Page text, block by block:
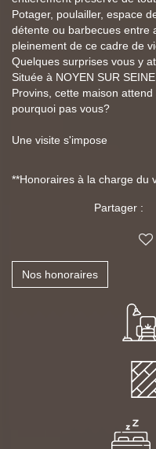
Potager, poulailler, espace
détente ou barbecues entre
pleinement de ce cadre de
Quelques surprises vous y
Située à NOYEN SUR
Provins, cette maison
pourquoi pas vous?
Une visite s'impose
**Honoraires à la charge du
Partager :
Nos honoraires